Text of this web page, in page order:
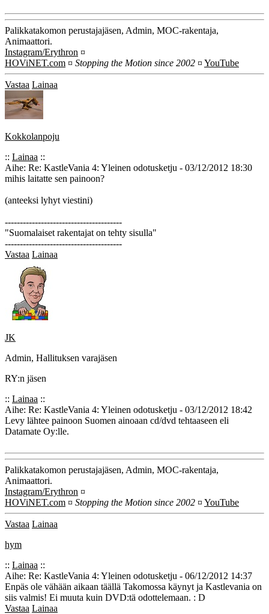
Palikkatakomon perustajajäsen, Admin, MOC-rakentaja,
Animaattori.
Instagram/Erythron ¤
HOViNET.com ¤ Stopping the Motion since 2002 ¤ YouTube
Vastaa Lainaa
Kokkolanpoju
:: Lainaa ::
Aihe: Re: KastleVania 4: Yleinen odotusketju - 03/12/2012 18:30
mihis laitatte sen painoon?
(anteeksi lyhyt viestini)
---------------------------------------
"Suomalaiset rakentajat on tehty sisulla"
---------------------------------------
Vastaa Lainaa
JK
Admin, Hallituksen varajäsen
RY:n jäsen
:: Lainaa ::
Aihe: Re: KastleVania 4: Yleinen odotusketju - 03/12/2012 18:42
Levy lähtee painoon Suomen ainoaan cd/dvd tehtaaseen eli
Datamate Oy:lle.
Palikkatakomon perustajajäsen, Admin, MOC-rakentaja,
Animaattori.
Instagram/Erythron ¤
HOViNET.com ¤ Stopping the Motion since 2002 ¤ YouTube
Vastaa Lainaa
hym
:: Lainaa ::
Aihe: Re: KastleVania 4: Yleinen odotusketju - 06/12/2012 14:37
Enpäs ole vähään aikaan täällä Takomossa käynyt ja Kastlevania on
siis valmis! Ei muuta kuin DVD:tä odottelemaan. : D
Vastaa Lainaa